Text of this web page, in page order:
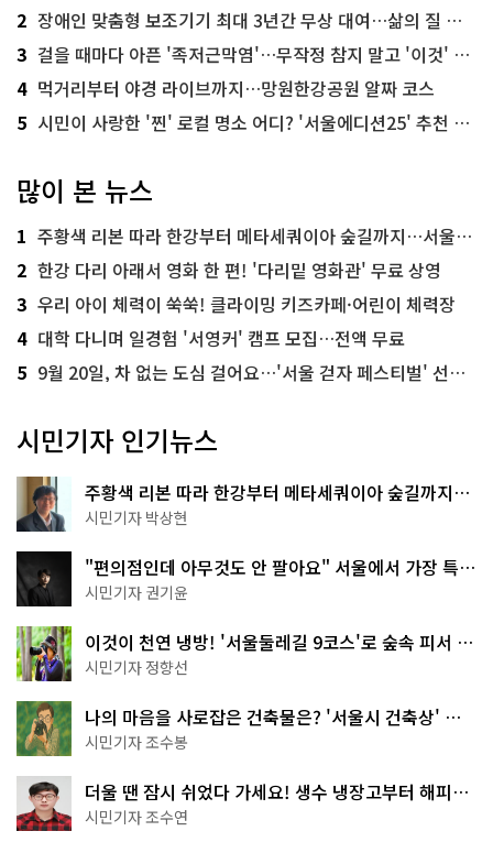
2 장애인 맞춤형 보조기기 최대 3년간 무상 대여…삶의 질 높인다
3 걸을 때마다 아픈 '족저근막염'…무작정 참지 말고 '이것' 해보세요!
4 먹거리부터 야경 라이브까지…망원한강공원 알짜 코스
5 시민이 사랑한 '찐' 로컬 명소 어디? '서울에디션25' 추천 코스
많이 본 뉴스
1 주황색 리본 따라 한강부터 메타세쿼이아 숲길까지…서울둘레길 15코스
2 한강 다리 아래서 영화 한 편! '다리밑 영화관' 무료 상영
3 우리 아이 체력이 쑥쑥! 클라이밍 키즈카페·어린이 체력장
4 대학 다니며 일경험 '서영커' 캠프 모집…전액 무료
5 9월 20일, 차 없는 도심 걸어요…'서울 걷자 페스티벌' 선착순 5천명
시민기자 인기뉴스
주황색 리본 따라 한강부터 메타세쿼이아 숲길까지…
서울둘레길 15코스
시민기자 박상현
"편의점인데 아무것도 안 팔아요" 서울에서 가장 특별
한 편의점의 정체
시민기자 권기윤
이것이 천연 냉방! '서울둘레길 9코스'로 숲속 피서 떠
나볼까
시민기자 정향선
나의 마음을 사로잡은 건축물은? '서울시 건축상' 수
상작 공개!
시민기자 조수봉
더울 땐 잠시 쉬었다 가세요! 생수 냉장고부터 해피소
·무더위쉼터까지
시민기자 조수연